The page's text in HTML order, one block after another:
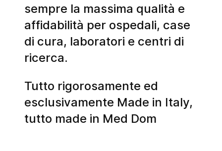
sempre la massima qualità e
affidabilità per ospedali, case
di cura, laboratori e centri di
ricerca.
Tutto rigorosamente ed
esclusivamente Made in Italy,
tutto made in Med Dom